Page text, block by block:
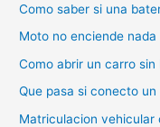
Como saber si una
Moto no enciende nada
Como abrir un carro sin
Que pasa si conecto
Matriculacion vehicular